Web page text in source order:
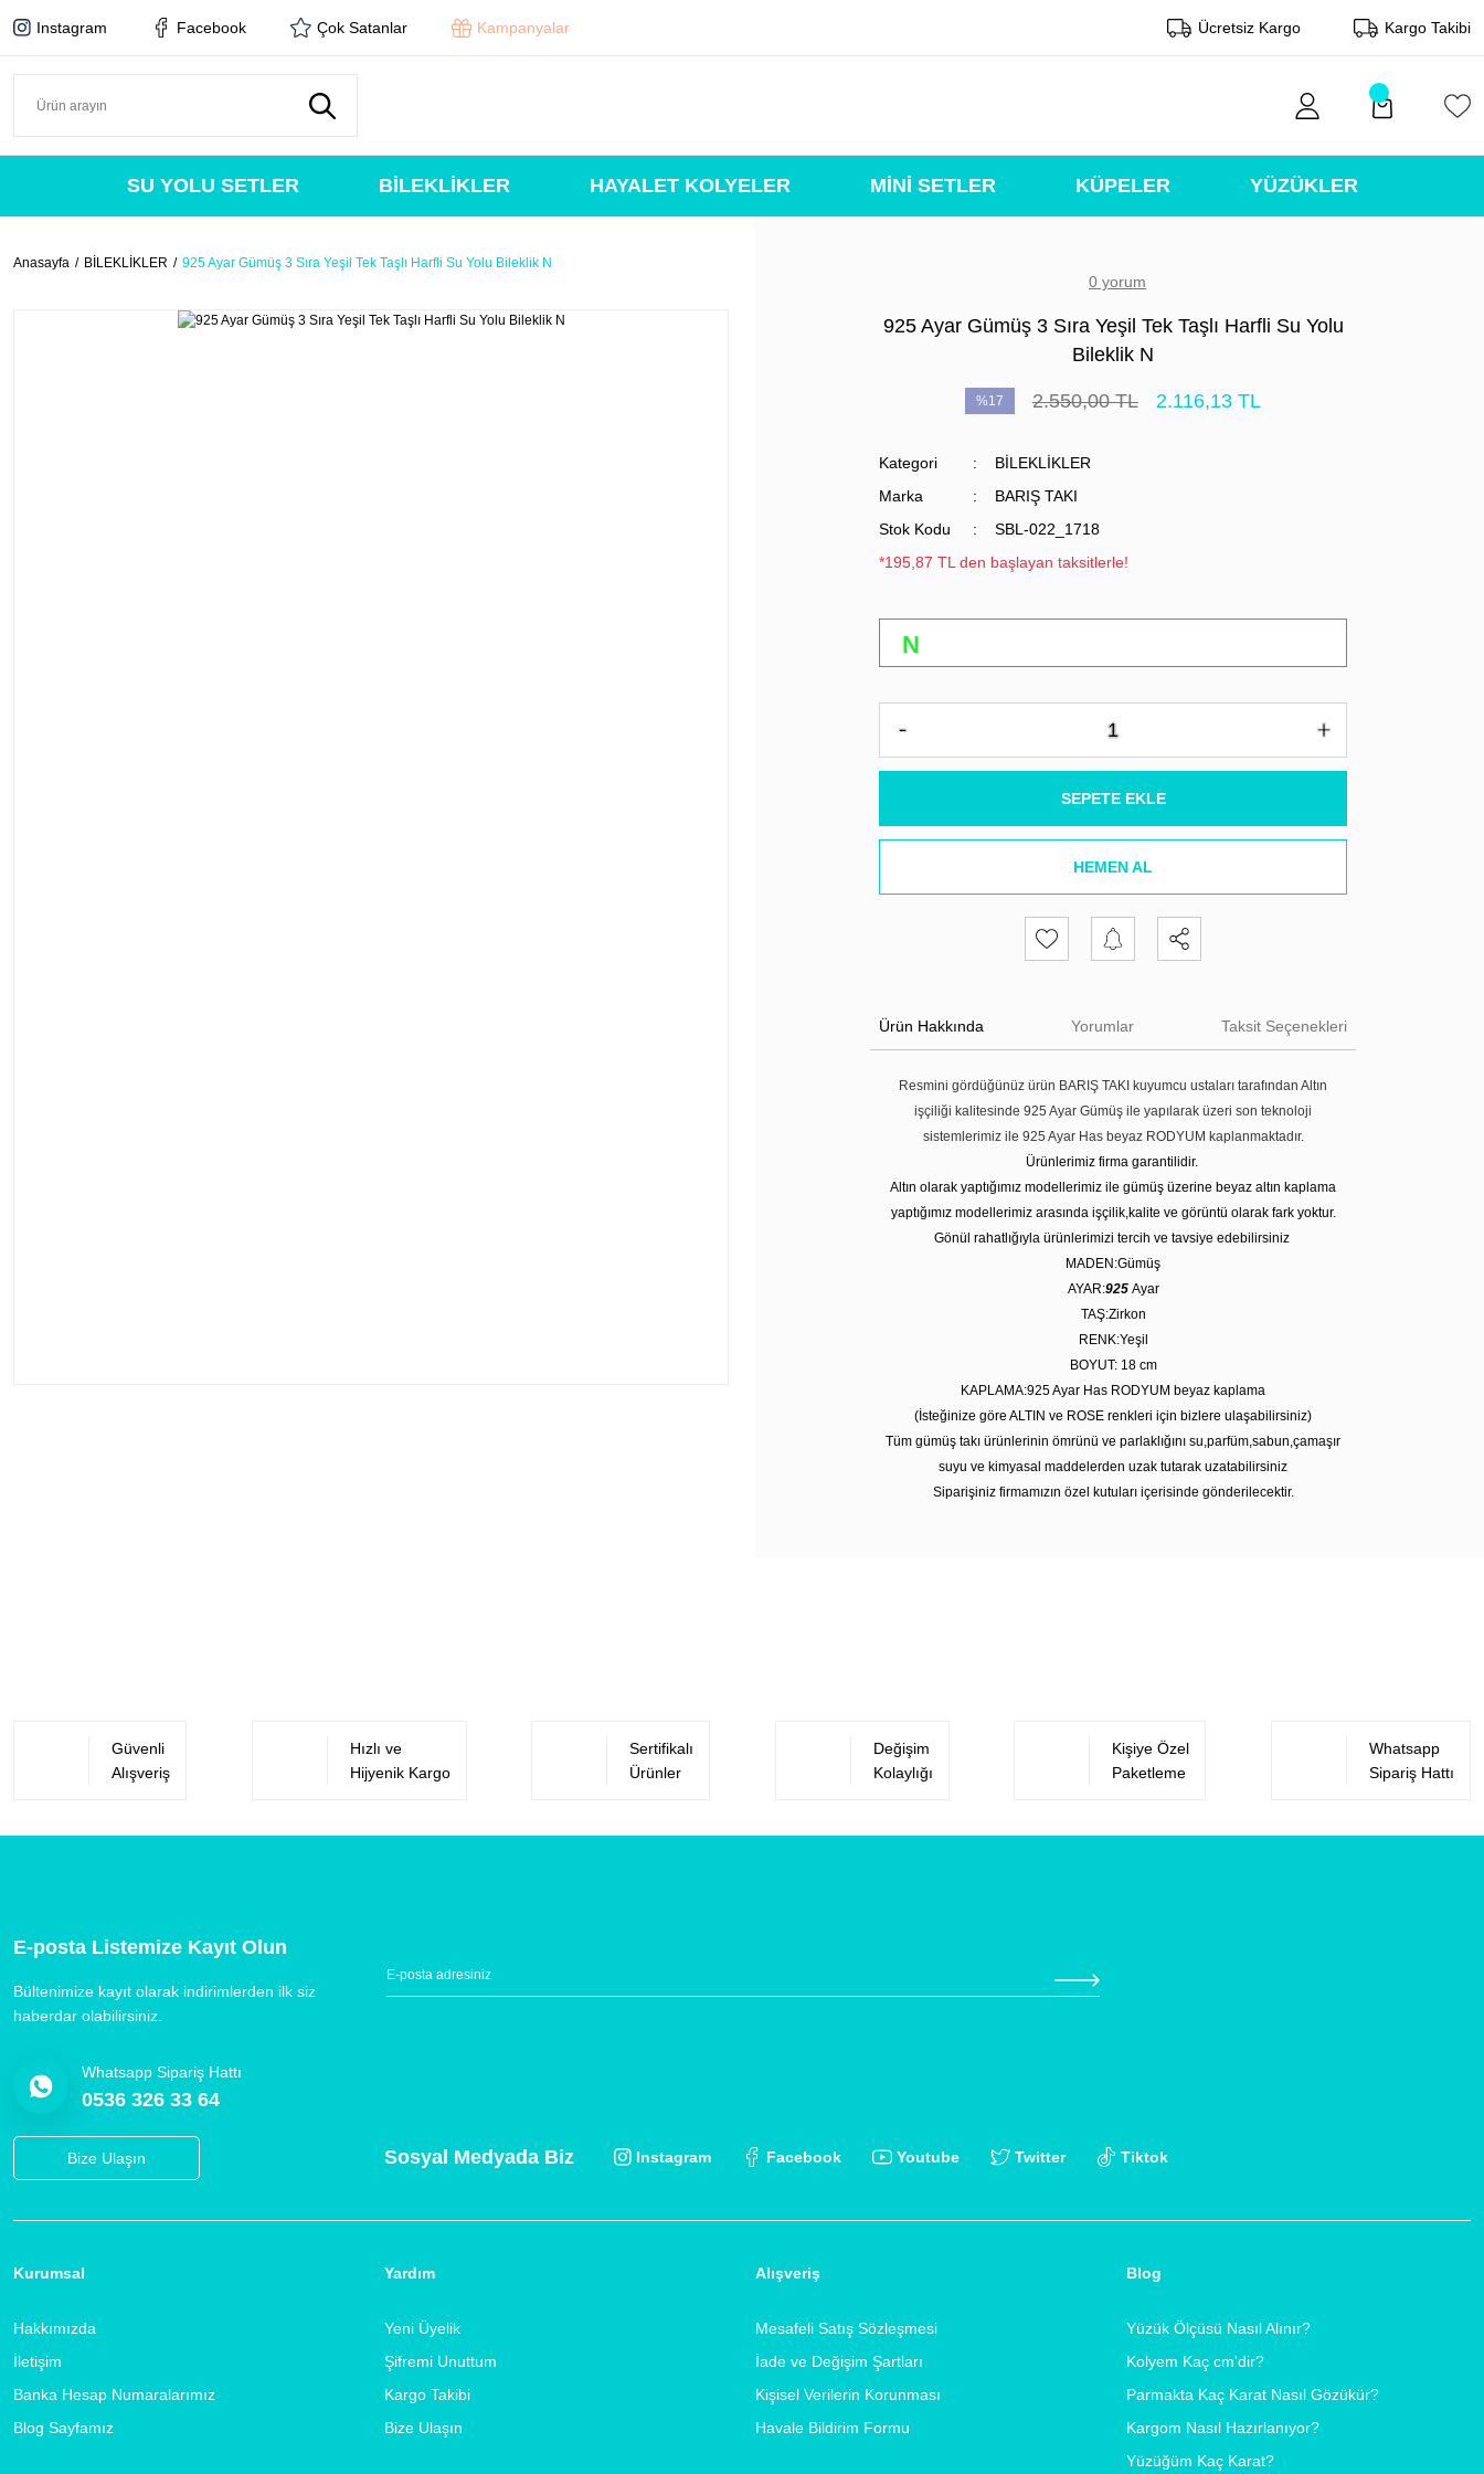
Instagram Facebook Çok Satanlar Kampanyalar Ücretsiz Kargo Kargo Takibi
SU YOLU SETLER BİLEKLİKLER HAYALET KOLYELER MİNİ SETLER KÜPELER YÜZÜKLER
Anasayfa BİLEKLİKLER 925 Ayar Gümüş 3 Sıra Yeşil Tek Taşlı Harfli Su Yolu Bileklik N
0 yorum
925 Ayar Gümüş 3 Sıra Yeşil Tek Taşlı Harfli Su Yolu
Bileklik N
%17 2.550,00 TL 2.116,13 TL
Kategori
BİLEKLİKLER
Marka
BARIŞ TAKI
Stok Kodu
SBL-022_1718
*195,87 TL den başlayan taksitlerle!
SEPETE EKLE
HEMEN AL
Ürün Hakkında Yorumlar Taksit Seçenekleri
Resmini gördüğünüz ürün BARIŞ TAKI kuyumcu ustaları tarafından Altın
işçiliği kalitesinde 925 Ayar Gümüş ile yapılarak üzeri son teknoloji
sistemlerimiz ile 925 Ayar Has beyaz RODYUM kaplanmaktadır.
Ürünlerimiz firma garantilidir.
Altın olarak yaptığımız modellerimiz ile gümüş üzerine beyaz altın kaplama
yaptığımız modellerimiz arasında işçilik,kalite ve görüntü olarak fark yoktur.
Gönül rahatlığıyla ürünlerimizi tercih ve tavsiye edebilirsiniz
MADEN:Gümüş
AYAR:925 Ayar
TAŞ:Zirkon
RENK:Yeşil
BOYUT: 18 cm
KAPLAMA:925 Ayar Has RODYUM beyaz kaplama
(İsteğinize göre ALTIN ve ROSE renkleri için bizlere ulaşabilirsiniz)
Tüm gümüş takı ürünlerinin ömrünü ve parlaklığını su,parfüm,sabun,çamaşır
suyu ve kimyasal maddelerden uzak tutarak uzatabilirsiniz
Siparişiniz firmamızın özel kutuları içerisinde gönderilecektir.
Güvenli
Alışveriş
Hızlı ve
Hijyenik Kargo
Sertifikalı
Ürünler
Değişim
Kolaylığı
Kişiye Özel
Paketleme
Whatsapp
Sipariş Hattı
E-posta Listemize Kayıt Olun
Bültenimize kayıt olarak indirimlerden ilk siz
haberdar olabilirsiniz.
Whatsapp Sipariş Hattı
0536 326 33 64
Bize Ulaşın Sosyal Medyada Biz Instagram Facebook Youtube Twitter Tiktok
Kurumsal
Hakkımızda
İletişim
Banka Hesap Numaralarımız
Blog Sayfamız
Yardım
Yeni Üyelik
Şifremi Unuttum
Kargo Takibi
Bize Ulaşın
Alışveriş
Mesafeli Satış Sözleşmesi
İade ve Değişim Şartları
Kişisel Verilerin Korunması
Havale Bildirim Formu
Blog
Yüzük Ölçüsü Nasıl Alınır?
Kolyem Kaç cm'dir?
Parmakta Kaç Karat Nasıl Gözükür?
Kargom Nasıl Hazırlanıyor?
Yüzüğüm Kaç Karat?